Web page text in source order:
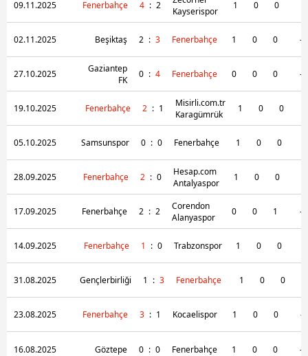
Sitemizde kendimize ve üçüncü kişilere ait çerezler
verileriniz işlenmekte olup gerekli olan çerezler bilgi
toplumu hizmetlerinin sunulması amacıyla
kullanılmaktadır. Diğer çerezler, sitemizin daha işlevsel
kılınması ve kişiselleştirilmesi ve sizlere yönelik
reklam/pazarlama faaliyetlerinin yapılması, amaçlarıyla
sınırlı olarak açık rızanız dahilinde kullanılacaktır.
Çerezlere ilişkin tercihlerinizi aşağıda yer alan panel
vasıtasıyla belirleyebilirsiniz. Çerezlere ilişkin detaylı bilgi
için Ayarlar butonuna tıklayabilir,Çerez Bilgilendirme
Metnimizi
ziyaret edebilirsiniz.
6698 sayılı Kişisel Verilerin Korunması Kanunu uyarınca
ilgili mevzuata uygun olarak kullanılan çerezlerle ilgili bilgi
09.11.2025 Fenerbahçe 4 : 2
Kayserispor
1 0 0
02.11.2025 Beşiktaş 2 : 3 Fenerbahçe 1 0 0 -
27.10.2025
Gaziantep
FK
0 : 4 Fenerbahçe 0 0 0 -
19.10.2025 Fenerbahçe 2 : 1
Misirli.com.tr
Karagümrük
1 0 0
05.10.2025 Samsunspor 0 : 0 Fenerbahçe 1 0 0
28.09.2025 Fenerbahçe 2 : 0
Hesap.com
Antalyaspor
1 0 0
17.09.2025 Fenerbahçe 2 : 2
Corendon
Alanyaspor
0 0 1 -
14.09.2025 Fenerbahçe 1 : 0 Trabzonspor 1 0 0
31.08.2025 Gençlerbirliği 1 : 3 Fenerbahçe 1 0 0
23.08.2025 Fenerbahçe 3 : 1 Kocaelispor 1 0 0 -
16.08.2025 Göztepe 0 : 0 Fenerbahçe 1 0 0 -